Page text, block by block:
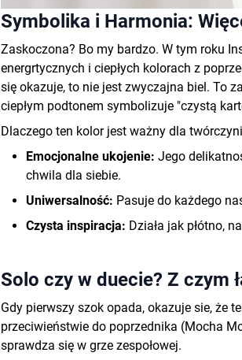
Symbolika i Harmonia:
Zaskoczona? Bo my bardzo. W tym roku
energrtycznych i ciepłych kolorach z
się okazuje, to nie jest zwyczajna biel. To
ciepłym podtonem symbolizuje "czystą
Dlaczego ten kolor jest ważny dla
Emocjonalne ukojenie: Jego
chwila dla siebie.
Uniwersalność: Pasuje do każdego
Czysta inspiracja: Działa jak płótno,
Solo czy w duecie? Z czym
Gdy pierwszy szok opada, okazuje sie, że
przeciwieństwie do poprzednika (Mocha
sprawdza się w grze zespołowej.